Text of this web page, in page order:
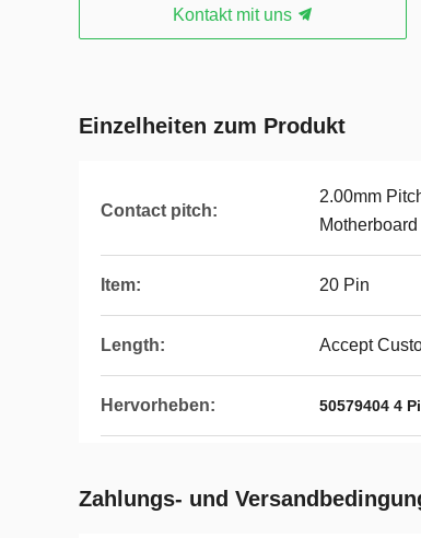
Kontakt mit uns
Einzelheiten zum Produkt
Contact pitch:
2.00mm
Item: 20 Pin
Length: Accept
Hervorheben: 50579404 4
Zahlungs- und